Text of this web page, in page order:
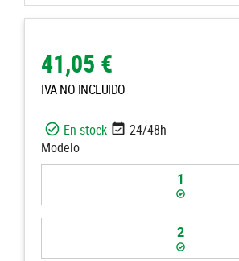
41,05 €
IVA NO INCLUIDO
En stock
24/48h
Modelo
1
2